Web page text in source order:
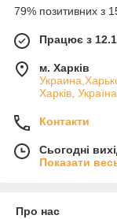
79% позитивних з 15
Працює з
м. Харків
Харків, Україна
Контакти
Сьогодні
Показати
Про нас